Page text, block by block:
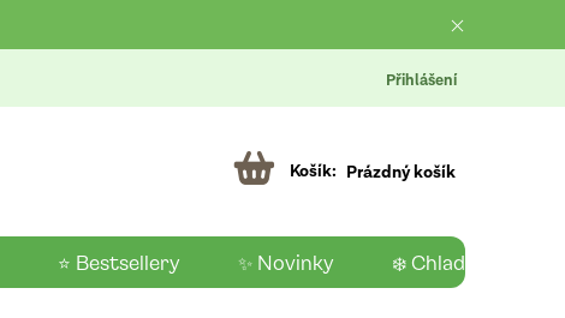
Přihlášení
Prázdný košík
⭐ Bestsellery ✨ Novinky ❄️ Chladící